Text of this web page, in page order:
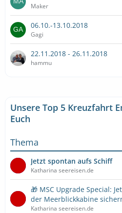
Maker
06.10.-13.10.2018
Gagi
22.11.2018 - 26.11.2018
hammu
Unsere Top 5 Kreuzfahrt
Euch
Thema
Jetzt spontan aufs Schiff
Katharina seereisen.de
🎁 MSC Upgrade Special:
der Meerblickkabine
Katharina seereisen.de